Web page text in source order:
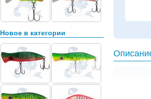
Новое в категории